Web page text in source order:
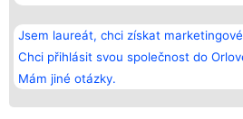
Jsem laureát, chci získat
Chci přihlásit svou společnost do
Mám jiné otázky.
Bright Side Solutions sp. z o.
o. sp. k.
ul. Ruska 22
Wrocław 50-079
KRS 0000749100 | Regon
381313360 | NIP 8943132676
Vítězové
Seznam všech
laureátů
Zásady
Zásady